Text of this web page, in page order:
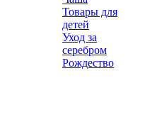
Товары для
детей
Уход за
серебром
Рождество